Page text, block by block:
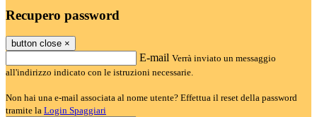
Recupero password
button close ×
E-mail Verrà inviato un messaggio
all'indirizzo indicato con le istruzioni necessarie.
Non hai una e-mail associata al nome utente? Effettua il reset della password
tramite la Login Spaggiari